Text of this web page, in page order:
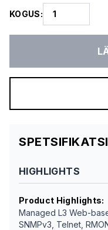
KOGUS:
HIGHLIGHTS
Product Highlights:
Managed L3 Web-
SNMPv3, Telnet,